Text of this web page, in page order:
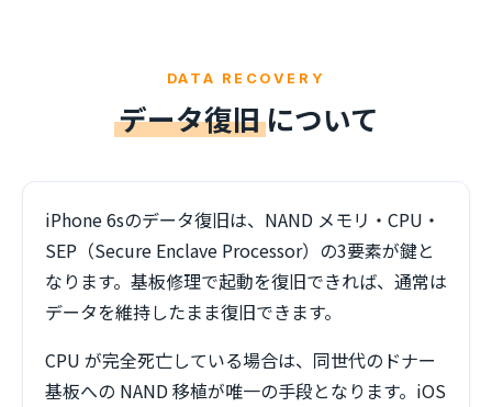
DATA RECOVERY
データ復旧について
iPhone 6sのデータ復旧は、NAND メモリ・CPU・
SEP（Secure Enclave Processor）の3要素が鍵と
なります。基板修理で起動を復旧できれば、通常は
データを維持したまま復旧できます。
CPU が完全死亡している場合は、同世代のドナー
基板への NAND 移植が唯一の手段となります。iOS